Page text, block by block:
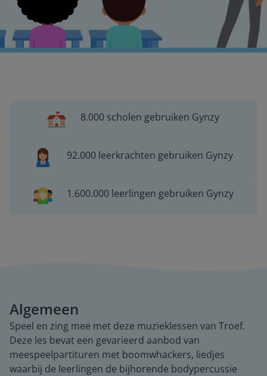
8.000 scholen gebruiken Gynzy
92.000 leerkrachten gebruiken Gynzy
1.600.000 leerlingen gebruiken Gynzy
Algemeen
Speel en zing mee met deze muzieklessen van Troef.
Deze les bevat een gevarieerd aanbod van
meespeelpartituren met boomwhackers, liedjes
waarbij de leerlingen de bijhorende bodypercussie